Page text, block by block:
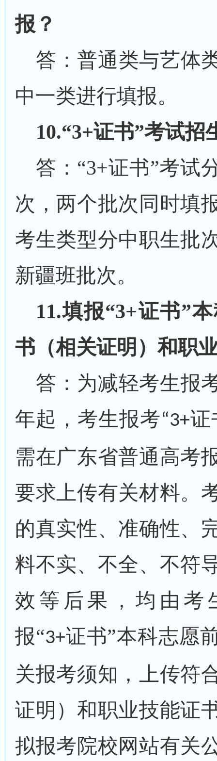
报？
答：普通类与艺体
中一类进行填报。
10.“3+证书”考试招
答： “3+证书”考试
次，两个批次同时填
考生类型分中职生批
新疆班批次。
11.填报“3+证书”
书（相关证明）和职
答： 为减轻考生报
年起，考生报考“3+证
需在广东省普通高考
要求上传有关材料。
的真实性、准确性、
料不实、不全、不符
效等后果，均由考
报“3+证书”本科志愿
关报考须知，上传符
证明）和职业技能证
拟报考院校网站有关